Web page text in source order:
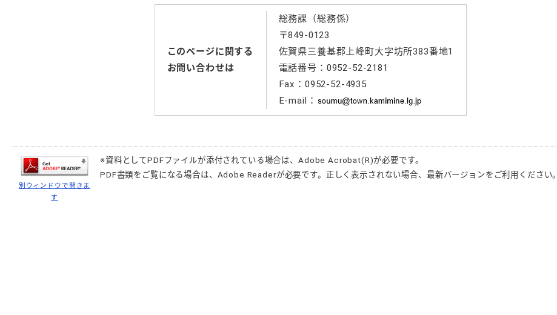
このページに関する
お問い合わせは
総務課（総務係）
〒849-0123
佐賀県三養基郡上峰町大字坊所383番地1
電話番号：0952-52-2181
Fax：0952-52-4935
E-mail：
別ウィンドウで開きま
す
※資料としてPDFファイルが添付されている場合は、 Adobe Acrobat(R)が必要です。
PDF書類をご覧になる場合は、 Adobe Readerが必要です。正しく表示されない場合、最新バージョンをご利用ください。